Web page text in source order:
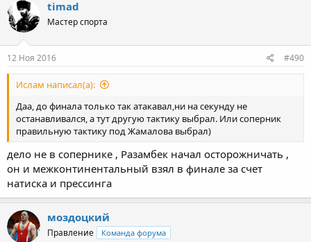
timad
Мастер спорта
12 Ноя 2016 #490
Ислам написал(а):
Даа, до финала только так атакавал,ни на секунду не
останавливался, а тут другую тактику выбрал. Или соперник
правильную тактику под Жамалова выбрал)
дело не в сопернике , Разамбек начал осторожничать ,
он и межконтинентальный взял в финале за счет
натиска и прессинга
моздоцкий
Правление Команда форума